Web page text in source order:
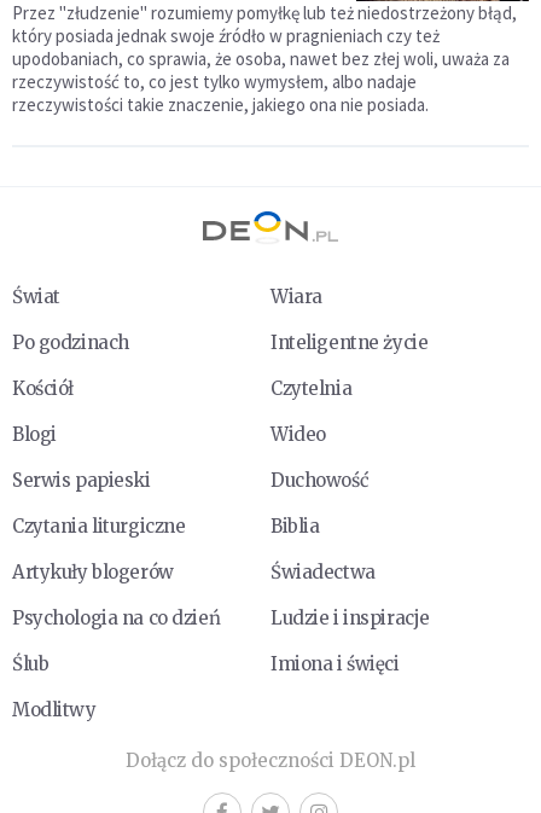
Przez "złudzenie" rozumiemy pomyłkę lub też niedostrzeżony błąd,
który posiada jednak swoje źródło w pragnieniach czy też
upodobaniach, co sprawia, że osoba, nawet bez złej woli, uważa za
rzeczywistość to, co jest tylko wymysłem, albo nadaje
rzeczywistości takie znaczenie, jakiego ona nie posiada.
Świat
Wiara
Po godzinach
Inteligentne życie
Kościół
Czytelnia
Blogi
Wideo
Serwis papieski
Duchowość
Czytania liturgiczne
Biblia
Artykuły blogerów
Świadectwa
Psychologia na co dzień
Ludzie i inspiracje
Ślub
Imiona i święci
Modlitwy
Dołącz do społeczności DEON.pl